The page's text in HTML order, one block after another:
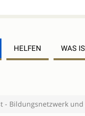
HELFEN WAS
- Bildungsnetzwerk und